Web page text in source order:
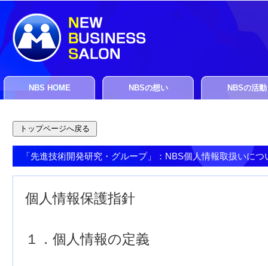
NBS HOME NBSの想い NBSの活動
「先進技術開発研究・グループ」：NBS個人情報取扱いにつ
個人情報保護指針
１．個人情報の定義